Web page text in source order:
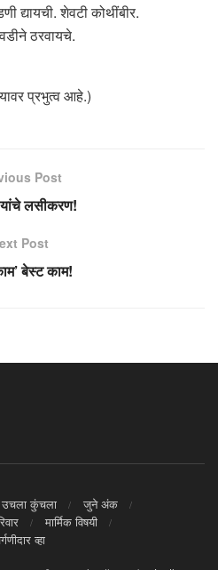
द्यायची. शेवटी कोथींबीर.
ठरवायचे.
प्रभुत्व आहे.)
Post
लसीकरण!
Post
बेस्ट काम!
उचला कुंचला
जुने अंक
मार्मिक विषयी
व्हा